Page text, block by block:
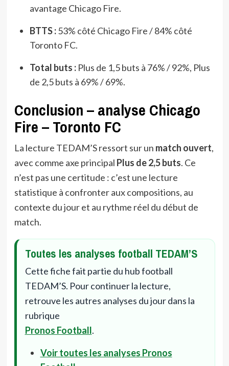
avantage Chicago Fire.
BTTS :53% côté Chicago Fire / 84% côté
Toronto FC.
Total buts :Plus de 1,5 buts à 76% / 92%, Plus
de 2,5 buts à 69% / 69%.
Conclusion – analyse Chicago
Fire – Toronto FC
La lecture TEDAM’S ressort sur un match ouvert,
avec comme axe principal Plus de 2,5 buts. Ce
n’est pas une certitude : c’est une lecture
statistique à confronter aux compositions, au
contexte du jour et au rythme réel du début de
match.
Toutes les analyses football TEDAM’S
Cette fiche fait partie du hub football
TEDAM’S. Pour continuer la lecture,
retrouve les autres analyses du jour dans la
rubrique
Pronos Football.
Voir toutes les analyses Pronos